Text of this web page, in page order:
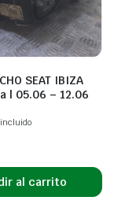
SEAT IBIZA
| 05.06 – 12.06
al carrito